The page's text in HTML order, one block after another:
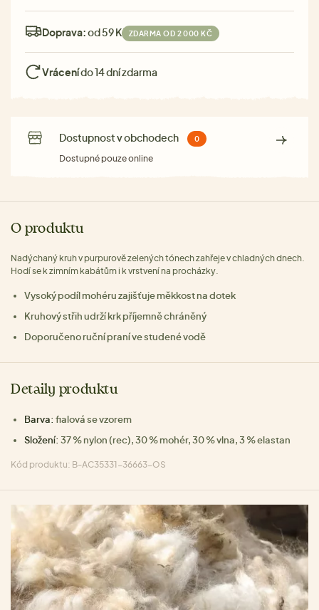
Doprava:od 59 Kč ZDARMA OD 2 000 KČ
Vrácenído 14 dní zdarma
Dostupnost v obchodech 0
Dostupné pouze online
O produktu
Nadýchaný kruh v purpurově zelených tónech zahřeje v chladných dnech.
Hodí se k zimním kabátům i k vrstvení na procházky.
Vysoký podíl mohéru zajišťuje měkkost na dotek
Kruhový střih udrží krk příjemně chráněný
Doporučeno ruční praní ve studené vodě
Detaily produktu
Barva: fialová se vzorem
Složení: 37 % nylon (rec), 30 % mohér, 30 % vlna, 3 % elastan
Kód produktu: B-AC35331-36663-OS